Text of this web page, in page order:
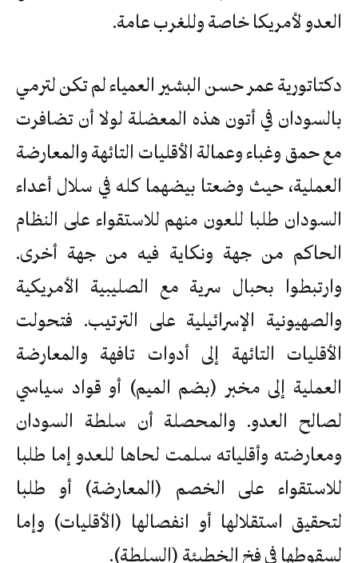
العدو لأمريكا خاصة وللغرب عامة.
دكتاتورية عمر حسن البشير العمياء لم تكن لترمي
بالسودان في أتون هذه المعضلة لولا أن تضافرت
مع حمق وغباء وعمالة الأقليات التائهة والمعارضة
العملية، حيث وضعتا بيضهما كله في سلال أعداء
السودان طلبا للعون منهم للاستقواء على النظام
الحاكم من جهة ونكاية فيه من جهة أخرى.
وارتبطوا بحبال سرية مع الصليبية الأمريكية
والصهيونية الإسرائيلية على الترتيب. فتحولت
الأقليات التائهة إلى أدوات تافهة والمعارضة
العملية إلى مخبر (بضم الميم) أو قواد سياسي
لصالح العدو. والمحصلة أن سلطة السودان
ومعارضته وأقلياته سلمت لحاها للعدو إما طلبا
للاستقواء على الخصم (المعارضة) أو طلبا
لتحقيق استقلالها أو انفصالها (الأقليات) وإما
لسقوطها في فخ الخطيئة (السلطة).